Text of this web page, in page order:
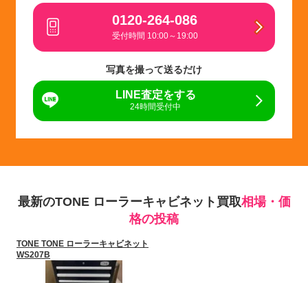
0120-264-086
受付時間 10:00～19:00
写真を撮って送るだけ
LINE査定をする
24時間受付中
最新のTONE ローラーキャビネット買取相場・価
格の投稿
TONE TONE ローラーキャビネット
WS207B